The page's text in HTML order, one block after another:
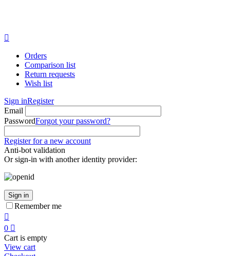

Orders
Comparison list
Return requests
Wish list
Sign inRegister
Email
PasswordForgot your password?
Register for a new account
Anti-bot validation
Or sign-in with another identity provider:
Sign in
Remember me

0 
Cart is empty
View cart